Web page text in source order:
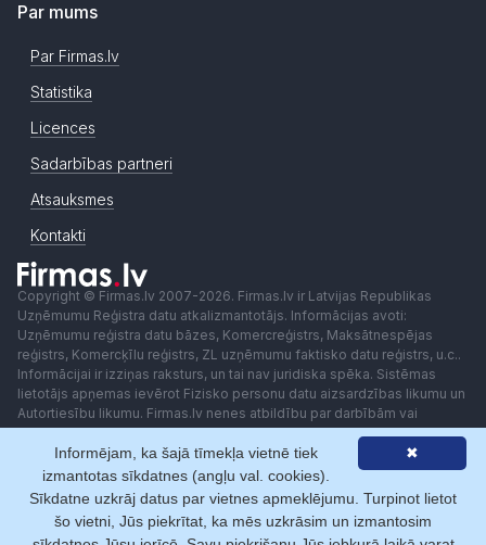
Par mums
Par Firmas.lv
Statistika
Licences
Sadarbības partneri
Atsauksmes
Kontakti
Copyright © Firmas.lv 2007-2026. Firmas.lv ir Latvijas Republikas
Uzņēmumu Reģistra datu atkalizmantotājs. Informācijas avoti:
Uzņēmumu reģistra datu bāzes, Komercreģistrs, Maksātnespējas
reģistrs, Komercķīlu reģistrs, ZL uzņēmumu faktisko datu reģistrs, u.c..
Informācijai ir izziņas raksturs, un tai nav juridiska spēka. Sistēmas
lietotājs apņemas ievērot Fizisko personu datu aizsardzības likumu un
Autortiesību likumu. Firmas.lv nenes atbildību par darbībām vai
lēmumiem, kas balstīti uz saņemto pakalpojumu. Lietotājam aizliegts
izmantot jebkādas automatizētas sistēmas vai iekārtas (robotus)
piekļuvei sistēmai bez rakstiskas saskaņošanas ar Firmas.lv. Galvenā
redaktore: Ingūna Pempere.
Lietošanas noteikumi
Privātuma politika Norēķini ar
✖
Informējam, ka šajā tīmekļa vietnē tiek
izmantotas sīkdatnes (angļu val. cookies).
Sīkdatne uzkrāj datus par vietnes apmeklējumu. Turpinot lietot
šo vietni, Jūs piekrītat, ka mēs uzkrāsim un izmantosim